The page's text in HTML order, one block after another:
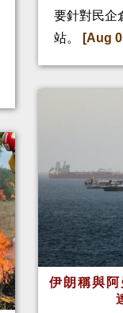
要針對民企
站。
[Aug
伊朗稱與